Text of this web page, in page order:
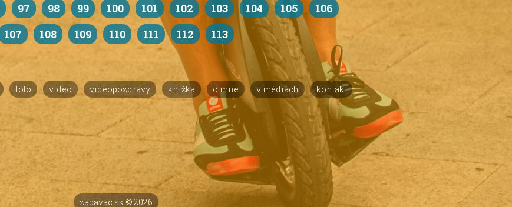
97 98 99 100 101 102 103 104 105
106
107
108 109 110 111 112 113
foto video videopozdravy knižka o mne v médiách kontakt
zabavac.sk © 2026